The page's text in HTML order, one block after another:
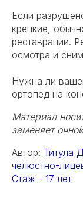
Если
крепкие,
реставрации.
осмотра и
Нужна ли
ортопед на
Материал
заменяет
Автор: Титула
челюстно-
Стаж - 17 лет